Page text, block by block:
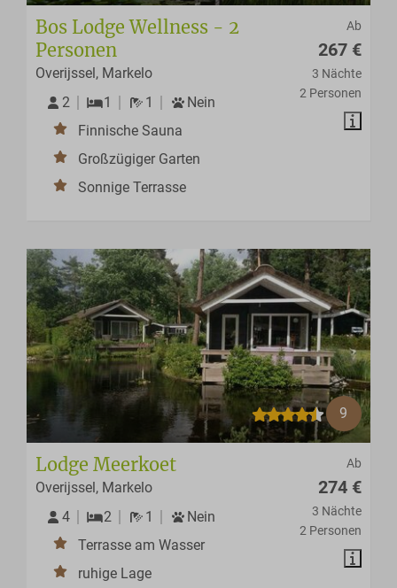
Ab
267 €
3 Nächte
2 Personen
Bos Lodge Wellness - 2
Personen
Overijssel, Markelo
2
1 1
Nein
Finnische Sauna
Großzügiger Garten
Sonnige Terrasse
9
Ab
274 €
3 Nächte
2 Personen
Lodge Meerkoet
Overijssel, Markelo
4
2 1
Nein
Terrasse am Wasser
ruhige Lage